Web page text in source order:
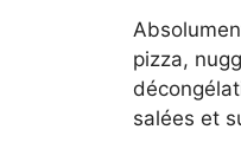
pizza,
salées et